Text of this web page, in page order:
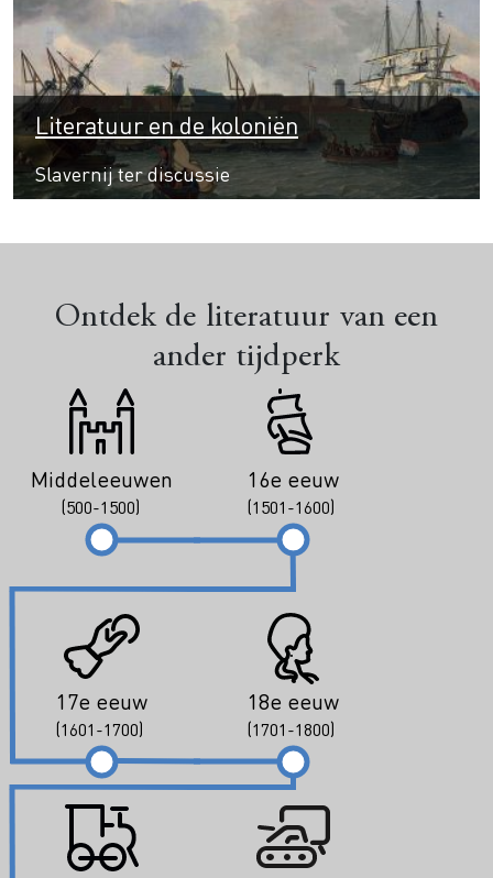
Literatuur en de koloniën
Slavernij ter discussie
Ontdek de literatuur van een
ander tijdperk
Middeleeuwen
(500-1500)
16e eeuw
(1501-1600)
17e eeuw
(1601-1700)
18e eeuw
(1701-1800)